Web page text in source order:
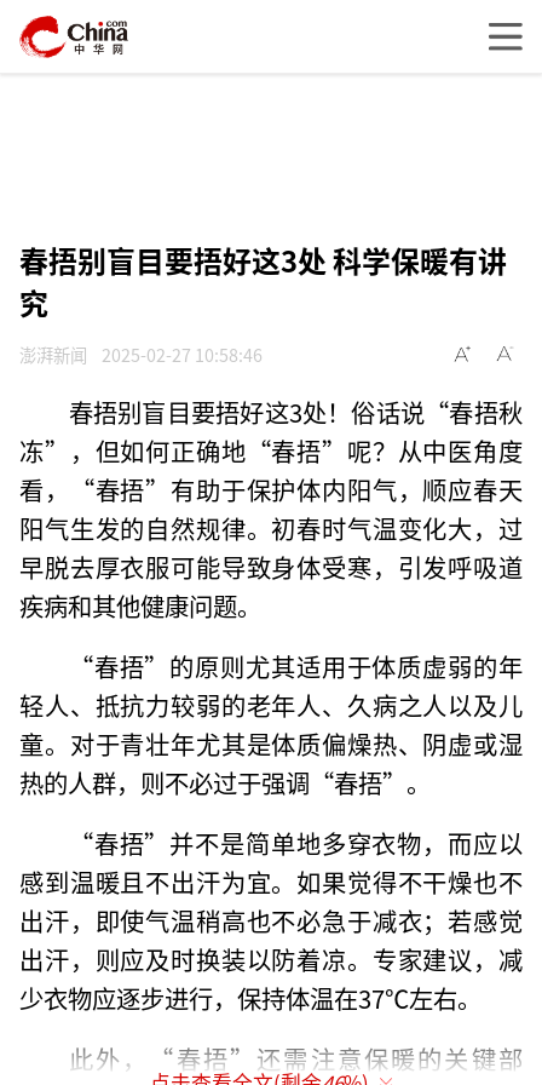
春捂别盲目要捂好这3处 科学保暖有讲
究
澎湃新闻 2025-02-27 10:58:46
春捂别盲目要捂好这3处！俗话说“春捂秋
冻”，但如何正确地“春捂”呢？从中医角度
看，“春捂”有助于保护体内阳气，顺应春天
阳气生发的自然规律。初春时气温变化大，过
早脱去厚衣服可能导致身体受寒，引发呼吸道
疾病和其他健康问题。
“春捂”的原则尤其适用于体质虚弱的年
轻人、抵抗力较弱的老年人、久病之人以及儿
童。对于青壮年尤其是体质偏燥热、阴虚或湿
热的人群，则不必过于强调“春捂”。
“春捂”并不是简单地多穿衣物，而应以
感到温暖且不出汗为宜。如果觉得不干燥也不
出汗，即使气温稍高也不必急于减衣；若感觉
出汗，则应及时换装以防着凉。专家建议，减
少衣物应逐步进行，保持体温在37℃左右。
此外，“春捂”还需注意保暖的关键部